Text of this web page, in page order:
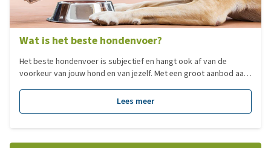
Wat is het beste hondenvoer?
Het beste hondenvoer is subjectief en hangt ook af van de
voorkeur van jouw hond en van jezelf. Met een groot aanbod aan
gemaakt van de populairste voedingen per categorie!
Lees meer